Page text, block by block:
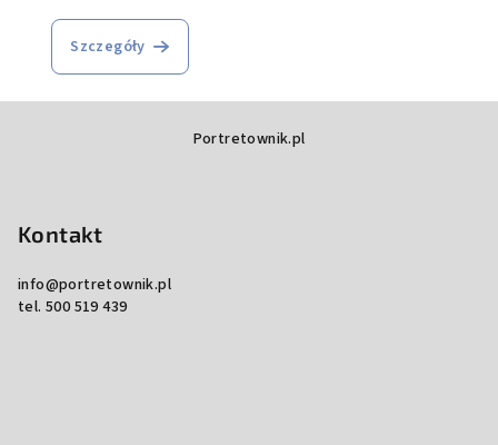
Szczegóły
Portretownik.pl
Kontakt
info@portretownik.pl
tel. 500 519 439